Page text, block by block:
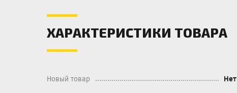
ХАРАКТЕРИСТИКИ ТОВАРА
Новый товар Нет